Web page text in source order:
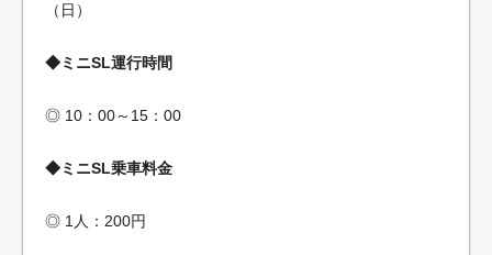
（日）
◆ミニSL運行時間
◎ 10：00～15：00
◆ミニSL乗車料金
◎ 1人：200円